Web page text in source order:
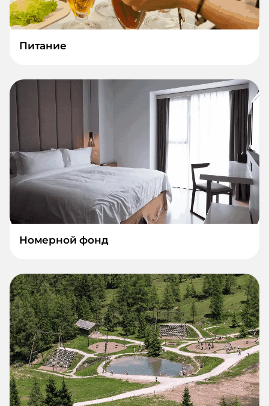
Питание
Номерной фонд